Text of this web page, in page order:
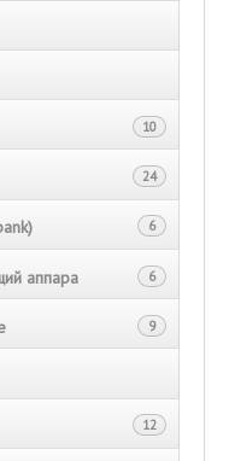
10
24
6
6
аппара
9
12